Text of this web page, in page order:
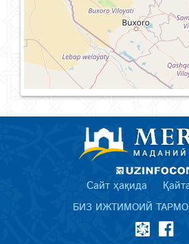
Сайт ҳақида
БИЗ ИЖТИМОИЙ